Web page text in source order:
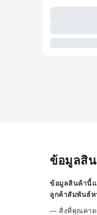
ข้อมูลสิ
ข้อมูลสินค้านี้แ
ลูกค้าสัมพันธ์ห
— สิ่งที่คุณคา